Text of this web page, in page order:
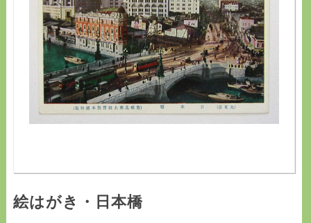
絵はがき・日本橋